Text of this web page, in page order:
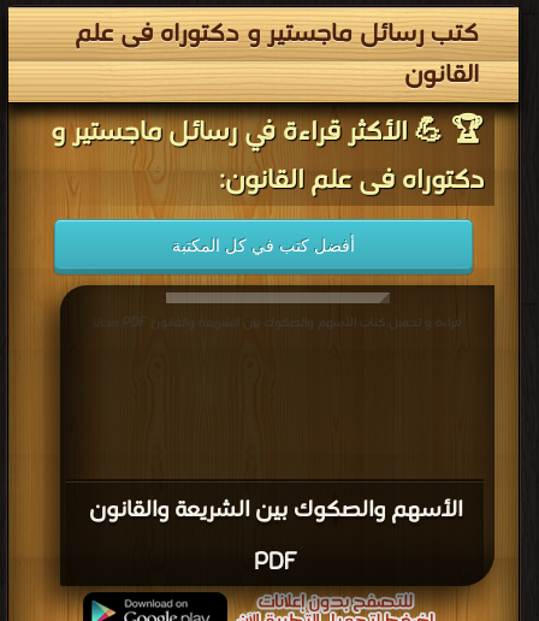
كتب رسائل ماجستير و دكتوراه فى علم
القانون
🏆 💪 الأكثر قراءة في رسائل ماجستير و
دكتوراه فى علم القانون:
أفضل كتب في كل المكتبة
الأسهم والصكوك بين الشريعة والقانون
PDF
قراءة و تحميل كتاب الأسهم والصكوك بين الشريعة والقانون PDF مجانا